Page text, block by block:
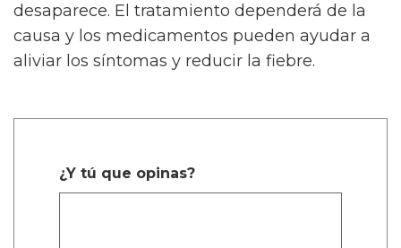
desaparece. El tratamiento dependerá de la
causa y los medicamentos pueden ayudar a
aliviar los síntomas y reducir la fiebre.
¿Y tú que opinas?